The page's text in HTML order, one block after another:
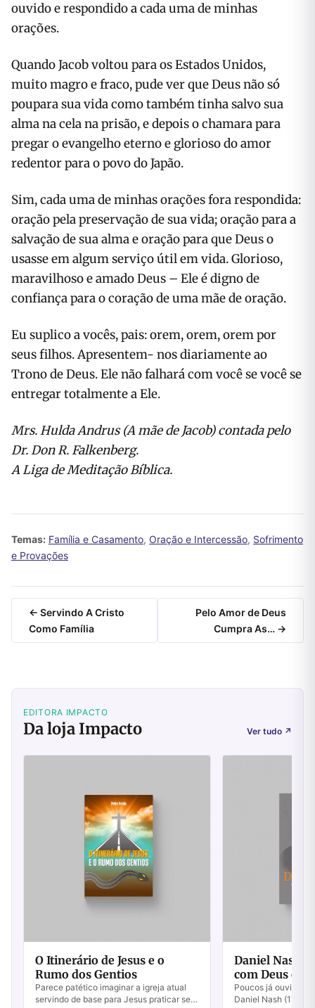
ouvido e respondido a cada uma de minhas
orações.
Quando Jacob voltou para os Estados Unidos,
muito magro e fraco, pude ver que Deus não só
poupara sua vida como também tinha salvo sua
alma na cela na prisão, e depois o chamara para
pregar o evangelho eterno e glorioso do amor
redentor para o povo do Japão.
Sim, cada uma de minhas orações fora respondida:
oração pela preservação de sua vida; oração para a
salvação de sua alma e oração para que Deus o
usasse em algum serviço útil em vida. Glorioso,
maravilhoso e amado Deus – Ele é digno de
confiança para o coração de uma mãe de oração.
Eu suplico a vocês, pais: orem, orem, orem por
seus filhos. Apresentem- nos diariamente ao
Trono de Deus. Ele não falhará com você se você se
entregar totalmente a Ele.
Mrs. Hulda Andrus (A mãe de Jacob) contada pelo
Dr. Don R. Falkenberg.
A Liga de Meditação Bíblica.
Temas: Família e Casamento, Oração e Intercessão, Sofrimento
e Provações
← Servindo A Cristo
Como Família
Pelo Amor de Deus
Cumpra As… →
EDITORA IMPACTO
Da loja Impacto Ver tudo ↗
O Itinerário de Jesus e o
Rumo dos Gentios
Parece patético imaginar a igreja atual
servindo de base para Jesus praticar seu
Daniel Nash -
com Deus em
Poucos já ouviram
Daniel Nash (1775 -